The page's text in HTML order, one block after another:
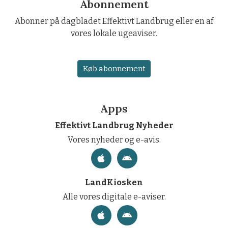
Abonnement
Abonner på dagbladet Effektivt Landbrug eller en af
vores lokale ugeaviser.
Køb abonnement
Apps
Effektivt Landbrug Nyheder
Vores nyheder og e-avis.
LandKiosken
Alle vores digitale e-aviser.